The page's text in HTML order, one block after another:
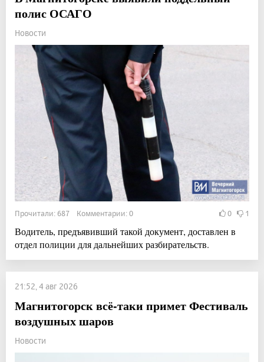
полис ОСАГО
Новости
Прочитали: 687 Комментарии: 0 0 1
Водитель, предъявивший такой документ, доставлен в
отдел полиции для дальнейших разбирательств.
21:52, 4 авг 2026
Магнитогорск всё-таки примет Фестиваль
воздушных шаров
Новости